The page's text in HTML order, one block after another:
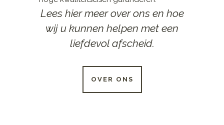
Lees hier meer over ons en hoe
wij u kunnen helpen met een
liefdevol afscheid.
OVER ONS